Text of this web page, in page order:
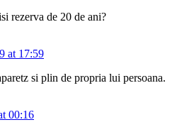
rezerva de 20 de ani?
at 17:59
si plin de propria lui persoana.
00:16